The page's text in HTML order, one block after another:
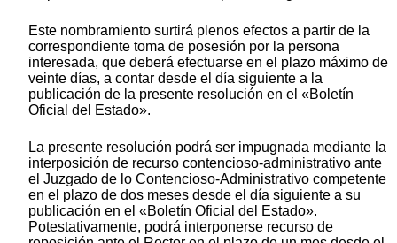
Este nombramiento surtirá plenos efectos a partir de la
correspondiente toma de posesión por la persona
interesada, que deberá efectuarse en el plazo máximo de
veinte días, a contar desde el día siguiente a la
publicación de la presente resolución en el «Boletín
Oficial del Estado».
La presente resolución podrá ser impugnada mediante la
interposición de recurso contencioso-administrativo ante
el Juzgado de lo Contencioso-Administrativo competente
en el plazo de dos meses desde el día siguiente a su
publicación en el «Boletín Oficial del Estado».
Potestativamente, podrá interponerse recurso de